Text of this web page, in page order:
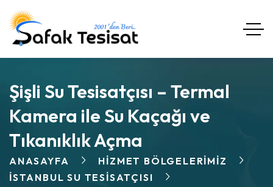
Şişli Su Tesisatçısı – Termal
Kamera ile Su Kaçağı ve
Tıkanıklık Açma
ANASAYFA
HIZMET BÖLGELERIMIZ
İSTANBUL SU TESISATÇISI